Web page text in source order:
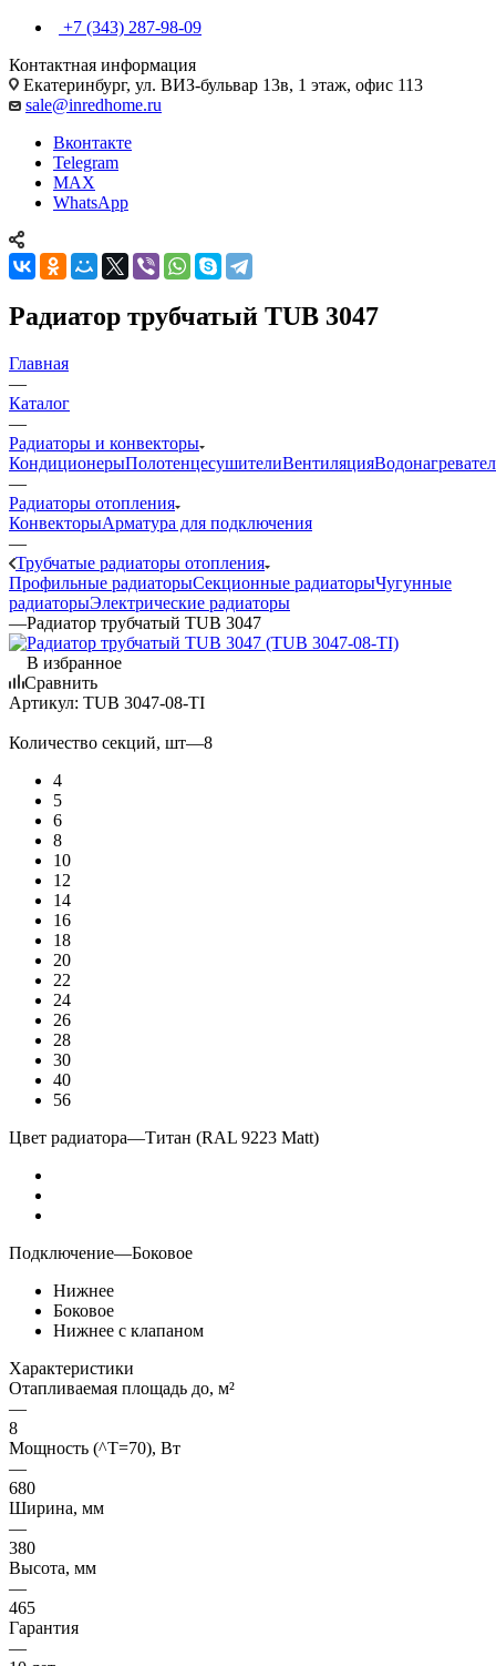
+7 (343) 287-98-09
Контактная информация
Екатеринбург, ул. ВИЗ-бульвар 13в, 1 этаж, офис 113
sale@inredhome.ru
Вконтакте
Telegram
MAX
WhatsApp
Радиатор трубчатый TUB 3047
Главная
—
Каталог
—
Радиаторы и конвекторы
КондиционерыПолотенцесушителиВентиляция
—
Радиаторы отопления
КонвекторыАрматура для подключения
—
Трубчатые радиаторы отопления
Профильные радиаторыСекционные радиаторыЧугунные
радиаторыЭлектрические радиаторы
—Радиатор трубчатый TUB 3047
В избранное
Сравнить
Артикул: TUB 3047-08-TI
Количество секций, шт—8
4
5
6
8
10
12
14
16
18
20
22
24
26
28
30
40
56
Цвет радиатора—Титан (RAL 9223 Matt)
Подключение—Боковое
Нижнее
Боковое
Нижнее с клапаном
Характеристики
Отапливаемая площадь до, м²
—
8
Мощность (^T=70), Вт
—
680
Ширина, мм
—
380
Высота, мм
—
465
Гарантия
—